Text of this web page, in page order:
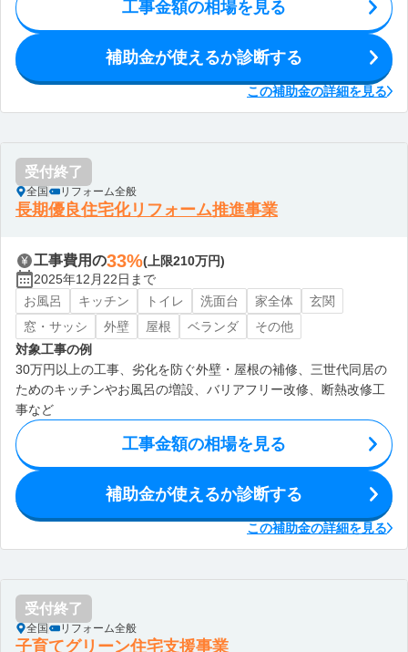
工事金額の相場を見る
補助金が使えるか診断する
この補助金の詳細を見る
受付終了
全国 リフォーム全般
長期優良住宅化リフォーム推進事業
工事費用の33%(上限210万円)
2025年12月22日まで
お風呂
キッチン トイレ 洗面台 家全体
玄関
窓・サッシ
外壁 屋根 ベランダ
その他
対象工事の例
30万円以上の工事、劣化を防ぐ外壁・屋根の補修、三世代同居の
ためのキッチンやお風呂の増設、バリアフリー改修、断熱改修工
事など
工事金額の相場を見る
補助金が使えるか診断する
この補助金の詳細を見る
受付終了
全国 リフォーム全般
子育てグリーン住宅支援事業